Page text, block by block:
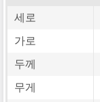
세로
가로
두께
무게